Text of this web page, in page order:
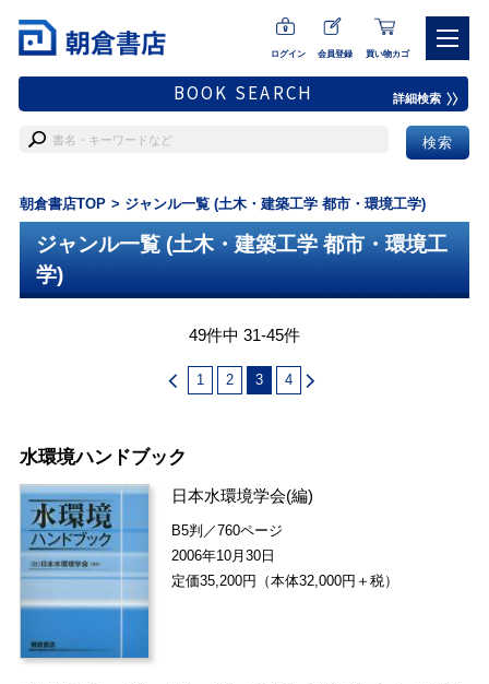
ログイン 会員登録 買い物カゴ
BOOK SEARCH 詳細検索
朝倉書店TOP ジャンル一覧 (土木・建築工学 都市・環境工学)
ジャンル一覧 (土木・建築工学 都市・環境工
学)
49件中 31-45件
1 2 3 4
水環境ハンドブック
日本水環境学会(編)
B5判／760ページ
2006年10月30日
定価35,200円（本体32,000円＋税）